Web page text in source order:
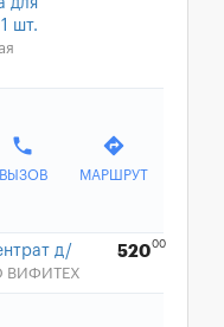
для
шт.
phone
ВЫЗОВ
directions
МАРШРУТ
д/
ВИФИТЕХ
52000